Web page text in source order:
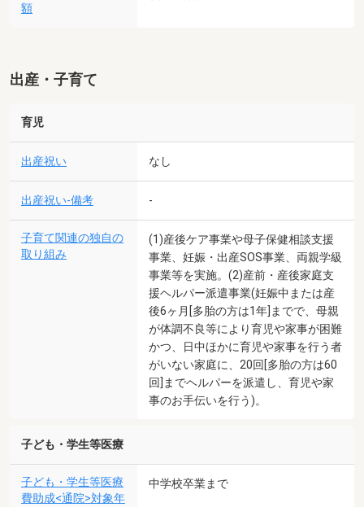
額
出産・子育て
育児
出産祝い なし
出産祝い-備考 -
子育て関連の独自の
取り組み
(1)産後ケア事業や母子保健相談支援
事業、妊娠・出産SOS事業、両親学級
事業等を実施。(2)産前・産後家庭支
援ヘルパー派遣事業(妊娠中または産
後6ヶ月[多胎の方は1年]までで、母親
が体調不良等により育児や家事が困難
かつ、日中ほかに育児や家事を行う者
がいない家庭に、20回[多胎の方は60
回]までヘルパーを派遣し、育児や家
事のお手伝いを行う)。
子ども・学生等医療
子ども・学生等医療
費助成<通院>対象年
中学校卒業まで